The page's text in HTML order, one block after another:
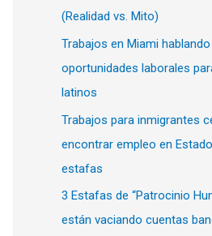
(Realidad vs. Mito)
Trabajos en Miami
oportunidades laborales
latinos
Trabajos para inmigrantes
encontrar empleo en
estafas
3 Estafas de “Patrocinio
están vaciando cuentas